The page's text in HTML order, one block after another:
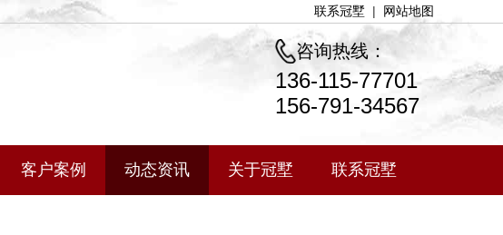
联系冠墅 | 网站地图
咨询热线：
136-115-77701
156-791-34567
客户案例 动态资讯 关于冠墅 联系冠墅